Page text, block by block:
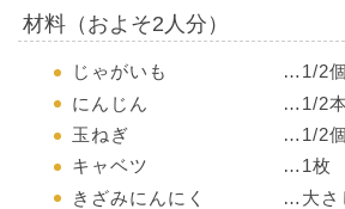
材料（およそ2人分）
じゃがいも …1/2個
にんじん …1/2本
玉ねぎ …1/2個
キャベツ …1枚
きざみにんにく …大さ